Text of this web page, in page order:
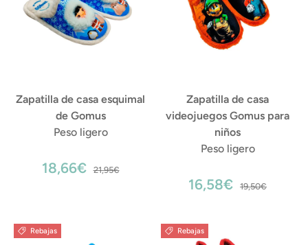
Zapatilla de casa esquimal
de Gomus
Peso ligero
18,66€ 21,95€
Zapatilla de casa
videojuegos Gomus para
niños
Peso ligero
16,58€ 19,50€
Rebajas Rebajas